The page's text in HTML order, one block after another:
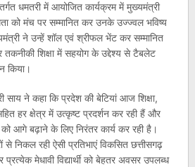
धमतरी में आयोजित कार्यक्रम में मुख्यमंत्री
को मंच पर सम्मानित कर उनके उज्ज्वल भविष्य
ने उन्हें शॉल एवं श्रीफल भेंट कर सम्मानित
शिक्षा में सहयोग के उद्देश्य से टैबलेट
किया।
ने कहा कि प्रदेश की बेटियां आज शिक्षा,
हर क्षेत्र में उत्कृष्ट प्रदर्शन कर रही हैं और
आगे बढ़ाने के लिए निरंतर कार्य कर रही है।
से निकल रही ऐसी प्रतिभाएं विकसित छत्तीसगढ़
मेधावी विद्यार्थी को बेहतर अवसर उपलब्ध